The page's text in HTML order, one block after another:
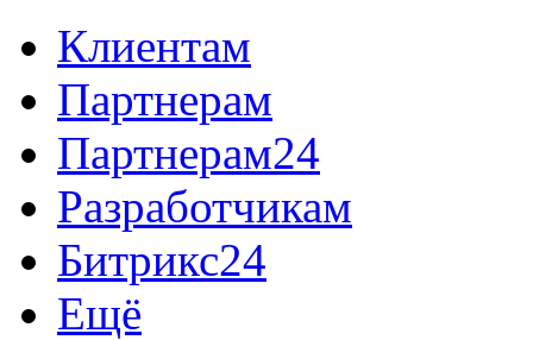
Клиентам
Партнерам
Партнерам24
Разработчикам
Битрикс24
Ещё